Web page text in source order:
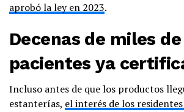
aprobó la ley en 2023.
Decenas de miles de
pacientes ya
Incluso antes de que los productos
estanterías, el interés de los residentes